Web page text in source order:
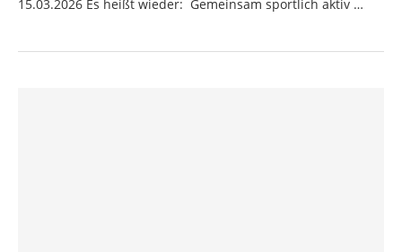
15.03.2026 Es heißt wieder: Gemeinsam sportlich aktiv …